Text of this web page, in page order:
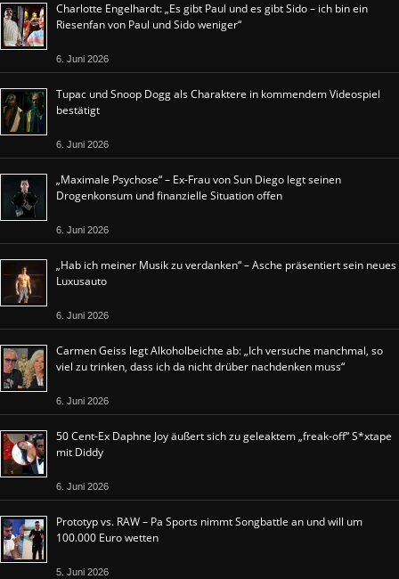
Charlotte Engelhardt: „Es gibt Paul und es gibt Sido – ich bin ein
Riesenfan von Paul und Sido weniger“
6. Juni 2026
Tupac und Snoop Dogg als Charaktere in kommendem Videospiel
bestätigt
6. Juni 2026
„Maximale Psychose“ – Ex-Frau von Sun Diego legt seinen
Drogenkonsum und finanzielle Situation offen
6. Juni 2026
„Hab ich meiner Musik zu verdanken“ – Asche präsentiert sein neues
Luxusauto
6. Juni 2026
Carmen Geiss legt Alkoholbeichte ab: „Ich versuche manchmal, so
viel zu trinken, dass ich da nicht drüber nachdenken muss“
6. Juni 2026
50 Cent-Ex Daphne Joy äußert sich zu geleaktem „freak-off“ S*xtape
mit Diddy
6. Juni 2026
Prototyp vs. RAW – Pa Sports nimmt Songbattle an und will um
100.000 Euro wetten
5. Juni 2026